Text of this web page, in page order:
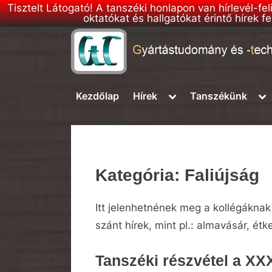
Tisztelt Látogató! A tanszéki honlapon van hírlevél-
oktatókat és hallgatókat érintő hírek
h
l
Gyártástudomány
-
Kezdőlap Hírek
ToggleTanszékünk
Kategória: Faliújság
Itt jelenhetnének meg a
szánt hírek, mint pl.: almavásár,
Tanszéki részvétel a